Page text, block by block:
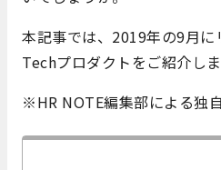
本記事では、2019年の9月に
Techプロダクトをご紹介しま
※HR NOTE編集部による独